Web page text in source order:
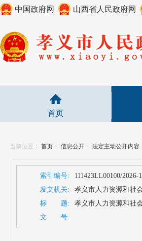
中国政府网 山西省人民政府网
首页
当前位置： 首页 > 信息公开 > 法定主动公开内容
索引编号:
111423LL00100/2026-
发文机关:
孝义市人力资源和社
标 题:
孝义市人力资源和社
文 号: